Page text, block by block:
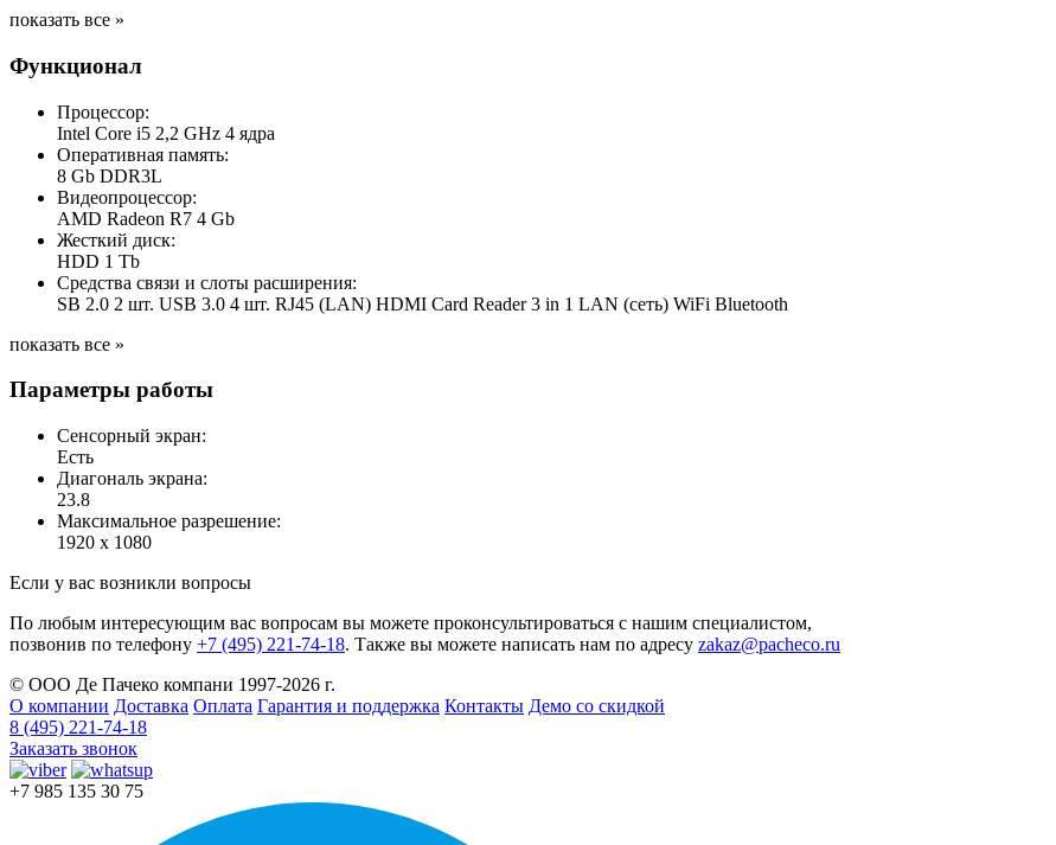
показать все »
Функционал
Процессор:
Intel Core i5 2,2 GHz 4 ядра
Оперативная память:
8 Gb DDR3L
Видеопроцессор:
AMD Radeon R7 4 Gb
Жесткий диск:
HDD 1 Tb
Средства связи и слоты расширения:
SB 2.0 2 шт. USB 3.0 4 шт. RJ45 (LAN) HDMI Card Reader 3 in 1 LAN (сеть) WiFi Bluetooth
показать все »
Параметры работы
Сенсорный экран:
Есть
Диагональ экрана:
23.8
Максимальное разрешение:
1920 x 1080
Если у вас возникли вопросы
По любым интересующим вас вопросам вы можете проконсультироваться с нашим специалистом,
позвонив по телефону +7 (495) 221-74-18. Также вы можете написать нам по адресу zakaz@pacheco.ru
© ООО Де Пачеко компани 1997-2026 г.
О компании Доставка Оплата Гарантия и поддержка Контакты Демо со скидкой
8 (495) 221-74-18
Заказать звонок
+7 985 135 30 75